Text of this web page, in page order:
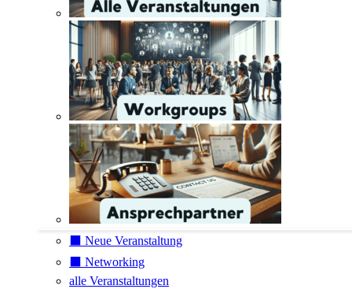
⬛️ Neue Veranstaltung
⬛️ Networking
alle Veranstaltungen